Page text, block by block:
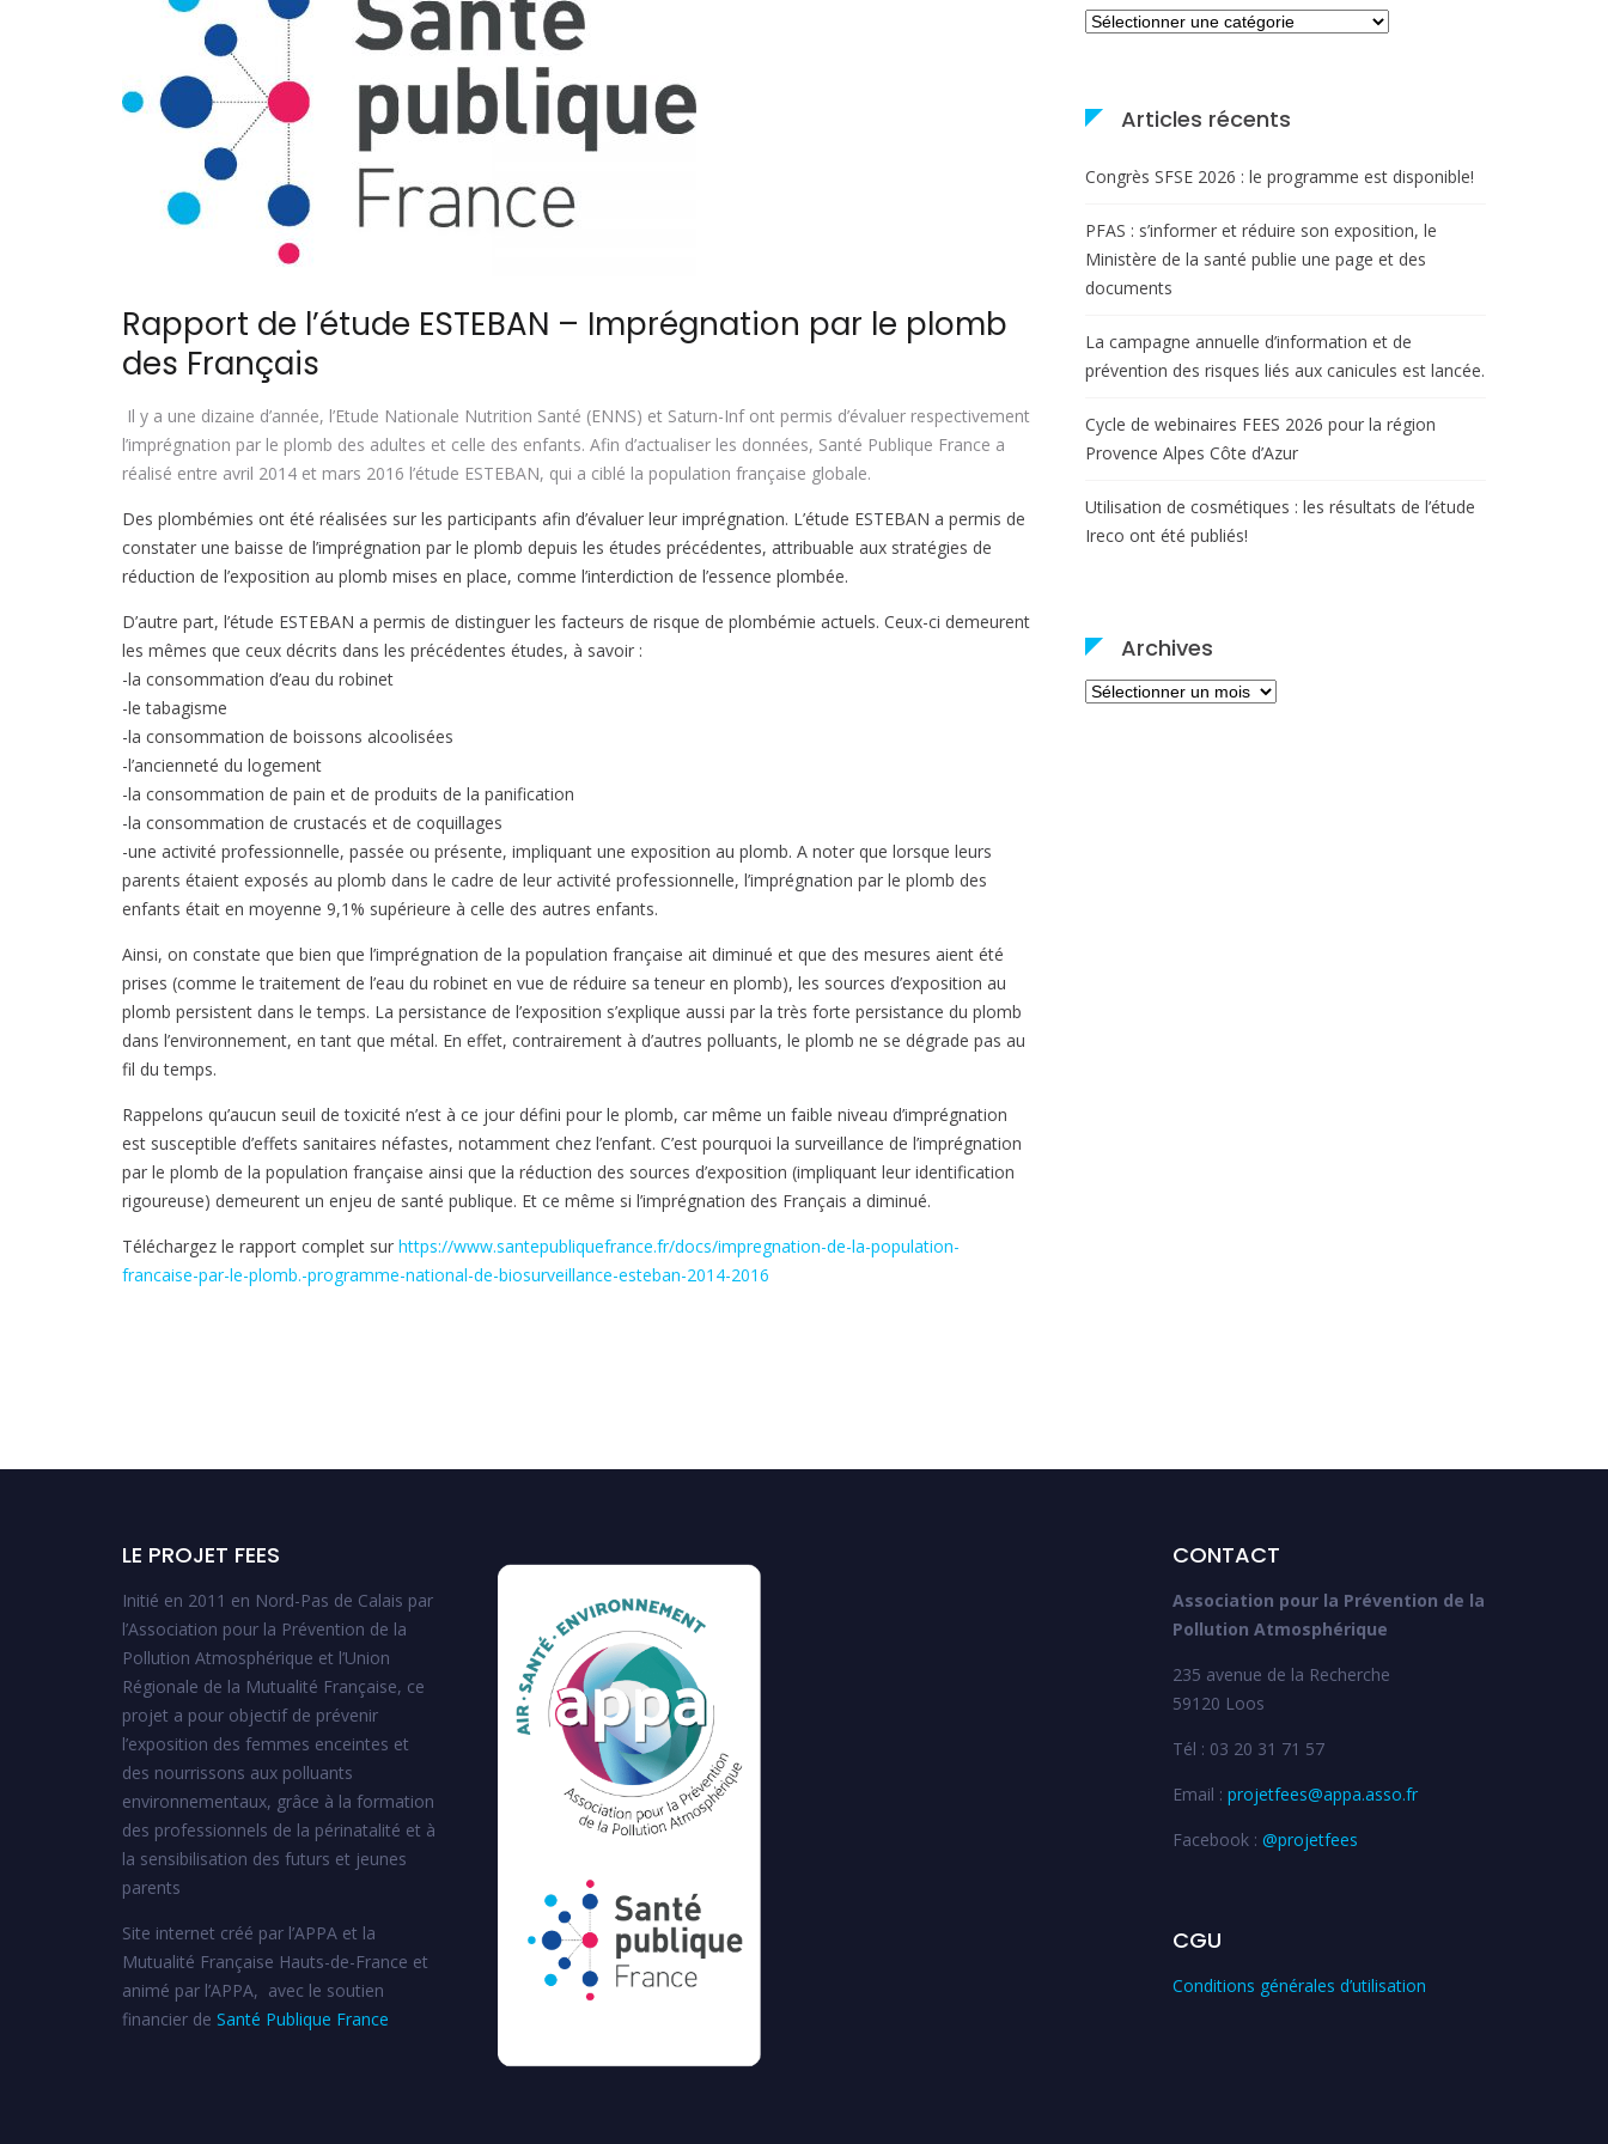
Rapport de l’étude ESTEBAN – Imprégnation par le plomb
des Français
Il y a une dizaine d’année, l’Etude Nationale Nutrition Santé (ENNS) et Saturn-Inf ont permis d’évaluer respectivement
l’imprégnation par le plomb des adultes et celle des enfants. Afin d’actualiser les données, Santé Publique France a
réalisé entre avril 2014 et mars 2016 l’étude ESTEBAN, qui a ciblé la population française globale.
Des plombémies ont été réalisées sur les participants afin d’évaluer leur imprégnation. L’étude ESTEBAN a permis de
constater une baisse de l’imprégnation par le plomb depuis les études précédentes, attribuable aux stratégies de
réduction de l’exposition au plomb mises en place, comme l’interdiction de l’essence plombée.
D’autre part, l’étude ESTEBAN a permis de distinguer les facteurs de risque de plombémie actuels. Ceux-ci demeurent
les mêmes que ceux décrits dans les précédentes études, à savoir :
-la consommation d’eau du robinet
-le tabagisme
-la consommation de boissons alcoolisées
-l’ancienneté du logement
-la consommation de pain et de produits de la panification
-la consommation de crustacés et de coquillages
-une activité professionnelle, passée ou présente, impliquant une exposition au plomb. A noter que lorsque leurs
parents étaient exposés au plomb dans le cadre de leur activité professionnelle, l’imprégnation par le plomb des
enfants était en moyenne 9,1% supérieure à celle des autres enfants.
Ainsi, on constate que bien que l’imprégnation de la population française ait diminué et que des mesures aient été
prises (comme le traitement de l’eau du robinet en vue de réduire sa teneur en plomb), les sources d’exposition au
plomb persistent dans le temps. La persistance de l’exposition s’explique aussi par la très forte persistance du plomb
dans l’environnement, en tant que métal. En effet, contrairement à d’autres polluants, le plomb ne se dégrade pas au
fil du temps.
Rappelons qu’aucun seuil de toxicité n’est à ce jour défini pour le plomb, car même un faible niveau d’imprégnation
est susceptible d’effets sanitaires néfastes, notamment chez l’enfant. C’est pourquoi la surveillance de l’imprégnation
par le plomb de la population française ainsi que la réduction des sources d’exposition (impliquant leur identification
rigoureuse) demeurent un enjeu de santé publique. Et ce même si l’imprégnation des Français a diminué.
Téléchargez le rapport complet sur https://www.santepubliquefrance.fr/docs/impregnation-de-la-population-
francaise-par-le-plomb.-programme-national-de-biosurveillance-esteban-2014-2016
Catégories
Articles récents
Congrès SFSE 2026 : le programme est disponible!
PFAS : s’informer et réduire son exposition, le
Ministère de la santé publie une page et des
documents
La campagne annuelle d’information et de
prévention des risques liés aux canicules est lancée.
Cycle de webinaires FEES 2026 pour la région
Provence Alpes Côte d’Azur
Utilisation de cosmétiques : les résultats de l’étude
Ireco ont été publiés!
Archives
Archives
LE PROJET FEES
Initié en 2011 en Nord-Pas de Calais par
l’Association pour la Prévention de la
Pollution Atmosphérique et l’Union
Régionale de la Mutualité Française, ce
projet a pour objectif de prévenir
l’exposition des femmes enceintes et
des nourrissons aux polluants
environnementaux, grâce à la formation
des professionnels de la périnatalité et à
la sensibilisation des futurs et jeunes
parents
Site internet créé par l’APPA et la
Mutualité Française Hauts-de-France et
animé par l’APPA, avec le soutien
financier de Santé Publique France
CONTACT
Association pour la Prévention de la
Pollution Atmosphérique
235 avenue de la Recherche
59120 Loos
Tél : 03 20 31 71 57
Email : projetfees@appa.asso.fr
Facebook : @projetfees
CGU
Conditions générales d’utilisation